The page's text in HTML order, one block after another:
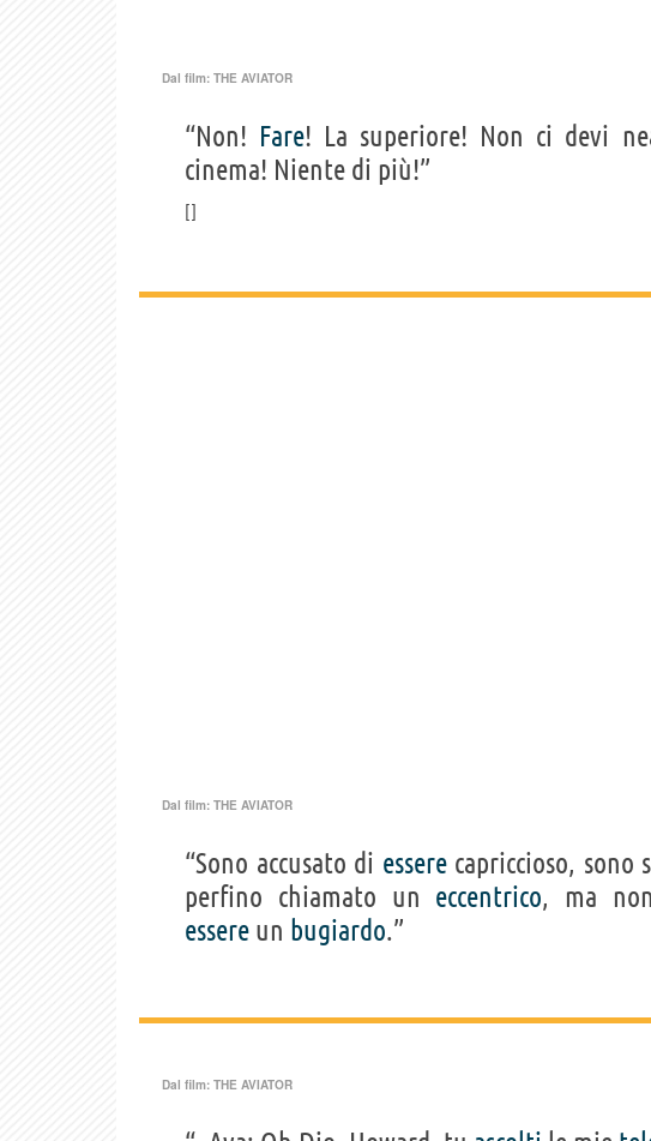
Dal film: THE AVIATOR
“Non! Fare! La superiore! Non ci devi
cinema! Niente di più!”
Dal film: THE AVIATOR
“Sono accusato di esserecapriccioso, sono
perfino chiamato un eccentrico, ma
essere un bugiardo.”
Dal film: THE AVIATOR